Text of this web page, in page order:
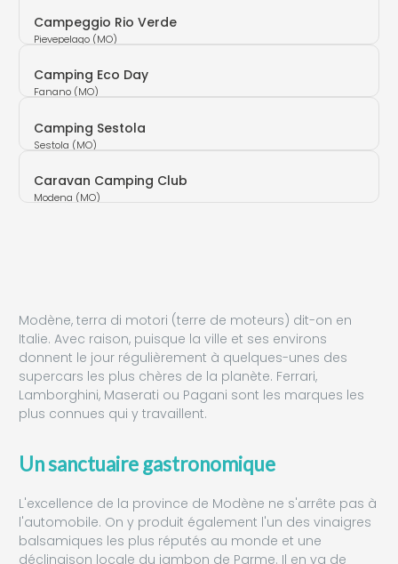
Campeggio Rio Verde
Pievepelago (MO)
Camping Eco Day
Fanano (MO)
Camping Sestola
Sestola (MO)
Caravan Camping Club
Modena (MO)
Modène, terra di motori (terre de moteurs) dit-on en
Italie. Avec raison, puisque la ville et ses environs
donnent le jour régulièrement à quelques-unes des
supercars les plus chères de la planète. Ferrari,
Lamborghini, Maserati ou Pagani sont les marques les
plus connues qui y travaillent.
Un sanctuaire gastronomique
L'excellence de la province de Modène ne s'arrête pas à
l'automobile. On y produit également l'un des vinaigres
balsamiques les plus réputés au monde et une
déclinaison locale du jambon de Parme. Il en va de